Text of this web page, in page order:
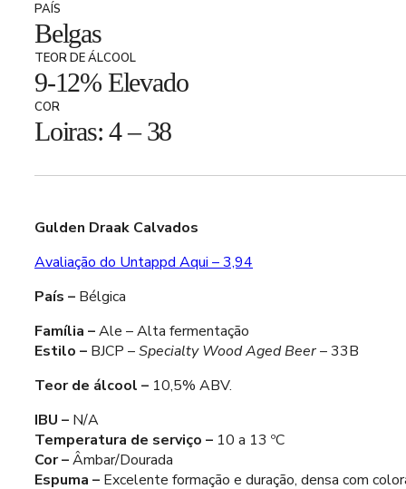
PAÍS
Belgas
TEOR DE ÁLCOOL
9-12% Elevado
COR
Loiras: 4 – 38
Gulden Draak Calvados
Avaliação do Untappd Aqui – 3,94
País – Bélgica
Família –Ale – Alta fermentação
Estilo – BJCP –Specialty Wood Aged Beer– 33B
Teor de álcool – 10,5% ABV.
IBU – N/A
Temperatura de serviço – 10 a 13 ºC
Cor –Âmbar/Dourada
Espuma – Excelente formação e duração, densa com